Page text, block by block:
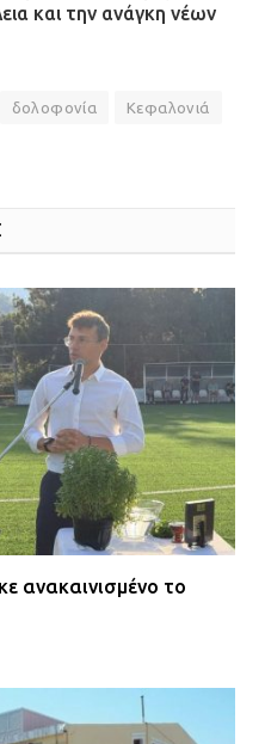
και την ανάγκη νέων
δολοφονία Κεφαλονιά
ανακαινισμένο το